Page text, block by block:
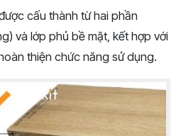
cấu thành từ hai phần
và lớp phủ bề mặt, kết hợp với
thiện chức năng sử dụng.